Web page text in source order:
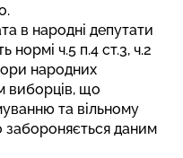
в народні депутати
нормі ч.5 п.4 ст.3, ч.2
народних
виборців, що
та вільному
забороняється даним